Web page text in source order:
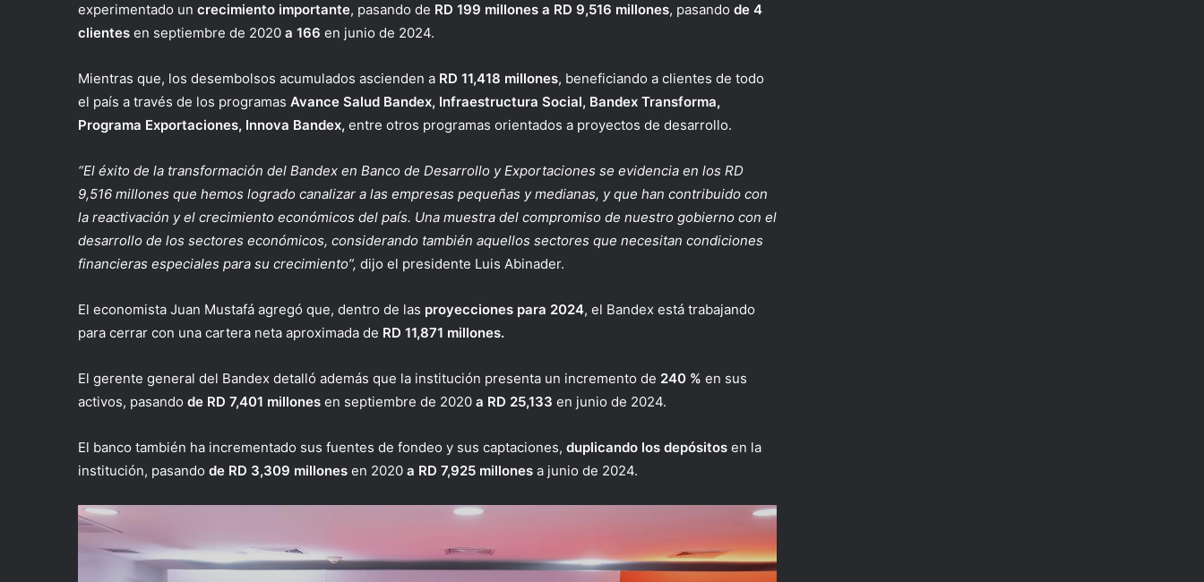
experimentado un crecimiento importante, pasando de RD 199 millones a RD 9,516 millones, pasando de 4
clientes en septiembre de 2020 a 166 en junio de 2024.
Mientras que, los desembolsos acumulados ascienden a RD 11,418 millones, beneficiando a clientes de todo
el país a través de los programas Avance Salud Bandex, Infraestructura Social, Bandex Transforma,
Programa Exportaciones, Innova Bandex, entre otros programas orientados a proyectos de desarrollo.
“El éxito de la transformación del Bandex en Banco de Desarrollo y Exportaciones se evidencia en los RD
9,516 millones que hemos logrado canalizar a las empresas pequeñas y medianas, y que han contribuido con
la reactivación y el crecimiento económicos del país. Una muestra del compromiso de nuestro gobierno con el
desarrollo de los sectores económicos, considerando también aquellos sectores que necesitan condiciones
financieras especiales para su crecimiento”, dijo el presidente Luis Abinader.
El economista Juan Mustafá agregó que, dentro de las proyecciones para 2024, el Bandex está trabajando
para cerrar con una cartera neta aproximada de RD 11,871 millones.
El gerente general del Bandex detalló además que la institución presenta un incremento de 240 % en sus
activos, pasando de RD 7,401 millones en septiembre de 2020 a RD 25,133 en junio de 2024.
El banco también ha incrementado sus fuentes de fondeo y sus captaciones, duplicando los depósitos en la
institución, pasando de RD 3,309 millones en 2020 a RD 7,925 millones a junio de 2024.